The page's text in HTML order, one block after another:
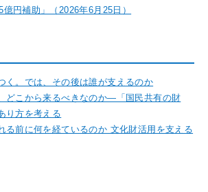
円補助」（2026年6月25日）
く。では、その後は誰が支えるのか
どこから来るべきなのか―「国民共有の財
り方を考える
る前に何を経ているのか 文化財活用を支える